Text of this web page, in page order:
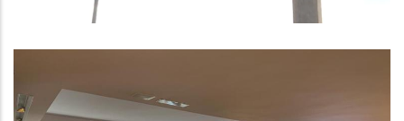
El Consell Comarcal Del Baix